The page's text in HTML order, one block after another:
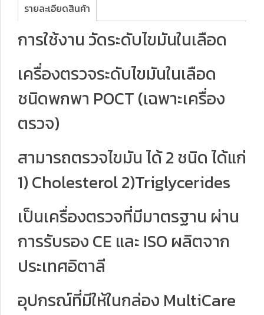
รายละเอียดสินค้า
การใช้งาน วัดระดับไขมันในเลือด
เครื่องตรวจระดับไขมันในเลือด
ชนิดพกพา POCT (เฉพาะเครื่อง
ตรวจ)
สามารถตรวจไขมัน ได้ 2 ชนิด ได้แก่
1) Cholesterol 2)Triglycerides
เป็นเครื่องตรวจที่มีมาตรฐาน ผ่าน
การรับรอง CE และ ISO ผลิตจาก
ประเทศอิตาลี
อุปกรณ์ที่มีให้ในกล่อง MultiCare